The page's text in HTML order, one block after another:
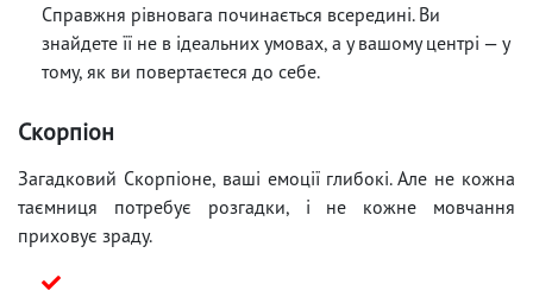
Справжня рівновага починається всередині. Ви
знайдете її не в ідеальних умовах, а у вашому центрі — у
тому, як ви повертаєтеся до себе.
Скорпіон
Загадковий Скорпіоне, ваші емоції глибокі. Але не кожна
таємниця потребує розгадки, і не кожне мовчання
приховує зраду.